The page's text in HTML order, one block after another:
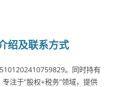
绍及联系方式
。同时持有
注于“股权+税务”领域，提供